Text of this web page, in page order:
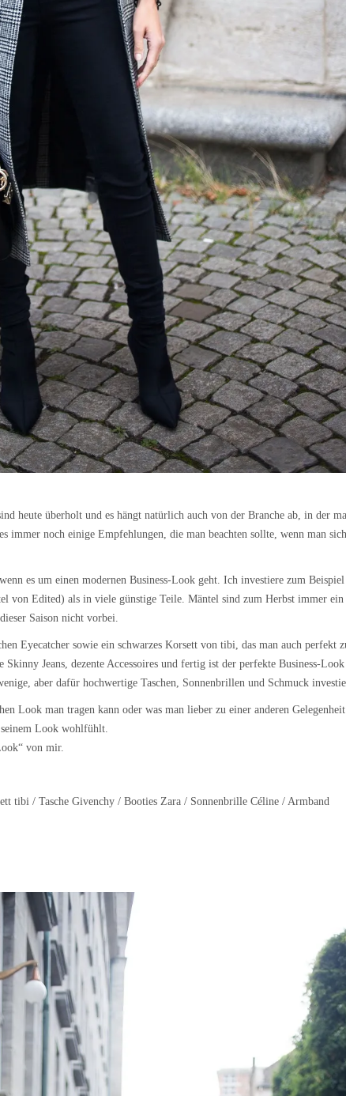
heute überholt und es hängt natürlich auch von der Branche ab, in der
immer noch einige Empfehlungen, die man beachten sollte, wenn man sich
es um einen modernen Business-Look geht. Ich investiere zum Beispiel
von Edited) als in viele günstige Teile. Mäntel sind zum Herbst immer ein
Saison nicht vorbei.
Eyecatcher sowie ein schwarzes Korsett von tibi, das man auch perfekt
Jeans, dezente Accessoires und fertig ist der perfekte Business-
aber dafür hochwertige Taschen, Sonnenbrillen und Schmuck
Look man tragen kann oder was man lieber zu einer anderen Gelegenheit
Look wohlfühlt.
von mir.
tibi / Tasche Givenchy / Booties Zara / Sonnenbrille Céline / Armband